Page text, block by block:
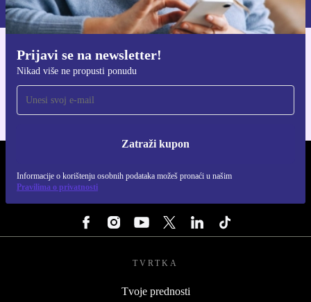
Prijavi se na newsletter!
Nikad više ne propusti ponudu
Zatraži kupon
Informacije o korištenju osobnih podataka možeš pronaći u našim
Pravilima o privatnosti
Preuzmi refurbed aplikaciju
Za iOS i Android
TVRTKA
Tvoje prednosti